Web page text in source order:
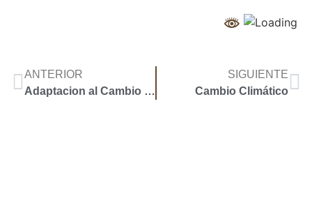
ANTERIOR
Adaptacion al Cambio Climatico
SIGUIENTE
Cambio Climático